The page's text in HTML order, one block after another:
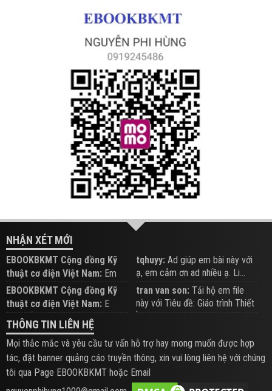
NHẬN XÉT MỚI
EBOOKBKMT Cộng đồng Kỹ
thuật cơ điện Việt Nam: Em
đăng trên Group hỗ trợ nhé
tqhuyy: Ad giúp em bài này với
ạ, em cảm ơn ad nhiều ạ. Li...
EBOOKBKMT Cộng đồng Kỹ
thuật cơ điện Việt Nam: E
xem hỗ trợ trên Group
tran van son: Tải hộ em file
này với Tiêu đề: Giáo trình Thiết
b...
THÔNG TIN LIÊN HỆ
Mọi thắc mắc và yêu cầu tư vấn hỗ trợ hay mong muốn được hợp
tác, đặt banner quảng cáo truyền thông, xin vui lòng liên hệ với chúng
tôi qua Page EBOOKBKMT hoặc Email